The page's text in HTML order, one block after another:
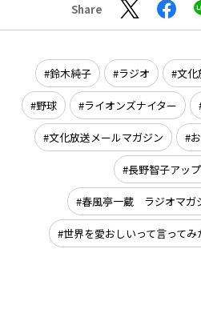
Share
鈴木純子 ラジオ 文化
野球 ライオンズナイター
文化放送メールマガジン
長野智子アッ
春風亭一蔵 ラジオマガ
世界を愛おしいって言ってみ